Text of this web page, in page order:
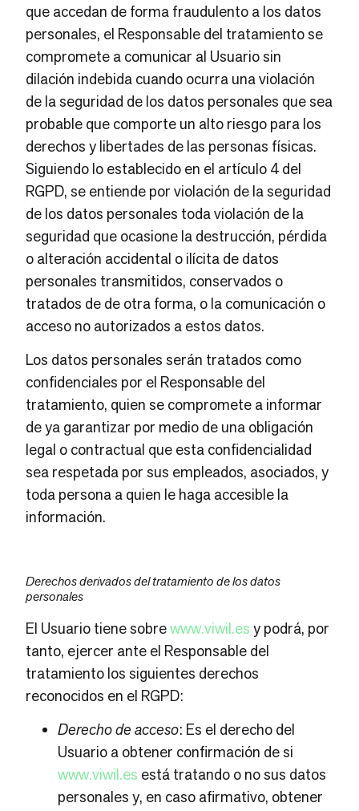
que accedan de forma fraudulento a los datos
personales, el Responsable del tratamiento se
compromete a comunicar al Usuario sin
dilación indebida cuando ocurra una violación
de la seguridad de los datos personales que sea
probable que comporte un alto riesgo para los
derechos y libertades de las personas físicas.
Siguiendo lo establecido en el artículo 4 del
RGPD, se entiende por violación de la seguridad
de los datos personales toda violación de la
seguridad que ocasione la destrucción, pérdida
o alteración accidental o ilícita de datos
personales transmitidos, conservados o
tratados de de otra forma, o la comunicación o
acceso no autorizados a estos datos.
Los datos personales serán tratados como
confidenciales por el Responsable del
tratamiento, quien se compromete a informar
de ya garantizar por medio de una obligación
legal o contractual que esta confidencialidad
sea respetada por sus empleados, asociados, y
toda persona a quien le haga accesible la
información.
Derechos derivados del tratamiento de los datos
personales
El Usuario tiene sobrewww.viwil.es y podrá, por
tanto, ejercer ante el Responsable del
tratamiento los siguientes derechos
reconocidos en el RGPD:
Derecho de acceso: Es el derecho del
Usuario a obtener confirmación de si
www.viwil.es está tratando o no sus datos
personales y, en caso afirmativo, obtener